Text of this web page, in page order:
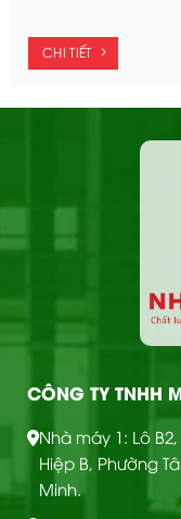
CHI TIẾT
CÔNG TY TNHH
Nhà máy 1: Lô
Hiệp B, Phường
Minh.